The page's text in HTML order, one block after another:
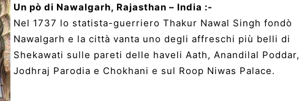
Un pò di Nawalgarh, Rajasthan – India :-
Nel 1737 lo statista-guerriero Thakur Nawal Singh fondò
Nawalgarh e la città vanta uno degli affreschi più belli di
Shekawati sulle pareti delle haveli Aath, Anandilal Poddar,
Jodhraj Parodia e Chokhani e sul Roop Niwas Palace.